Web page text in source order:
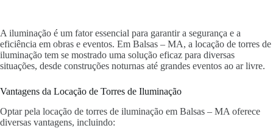
A iluminação é um fator essencial para garantir a segurança e a
eficiência em obras e eventos. Em Balsas – MA, a locação de torres de
iluminação tem se mostrado uma solução eficaz para diversas
situações, desde construções noturnas até grandes eventos ao ar livre.
Vantagens da Locação de Torres de Iluminação
Optar pela locação de torres de iluminação em Balsas – MA oferece
diversas vantagens, incluindo: